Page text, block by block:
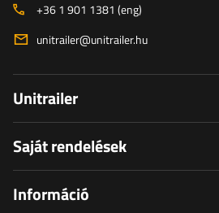
+36 1 901 1381 (eng)
unitrailer@unitrailer.hu
Unitrailer
Saját rendelések
Információ